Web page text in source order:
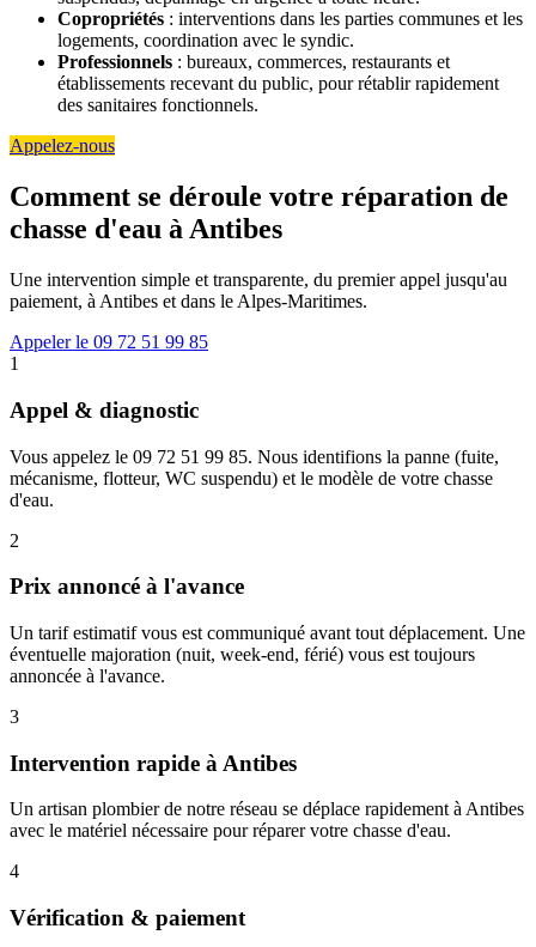
Copropriétés : interventions dans les parties communes et les
logements, coordination avec le syndic.
Professionnels : bureaux, commerces, restaurants et
établissements recevant du public, pour rétablir rapidement
des sanitaires fonctionnels.
Appelez-nous
Comment se déroule votre réparation de
chasse d'eau à Antibes
Une intervention simple et transparente, du premier appel jusqu'au
paiement, à Antibes et dans le Alpes-Maritimes.
Appeler le 09 72 51 99 85
1
Appel & diagnostic
Vous appelez le 09 72 51 99 85. Nous identifions la panne (fuite,
mécanisme, flotteur, WC suspendu) et le modèle de votre chasse
d'eau.
2
Prix annoncé à l'avance
Un tarif estimatif vous est communiqué avant tout déplacement. Une
éventuelle majoration (nuit, week-end, férié) vous est toujours
annoncée à l'avance.
3
Intervention rapide à Antibes
Un artisan plombier de notre réseau se déplace rapidement à Antibes
avec le matériel nécessaire pour réparer votre chasse d'eau.
4
Vérification & paiement